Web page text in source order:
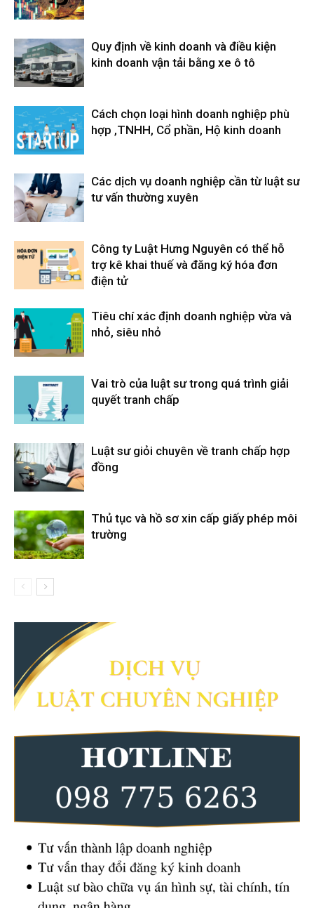
Quy định về kinh doanh và điều kiện
kinh doanh vận tải bằng xe ô tô
Cách chọn loại hình doanh nghiệp phù
hợp ,TNHH, Cổ phần, Hộ kinh doanh
Các dịch vụ doanh nghiệp cần từ luật sư
tư vấn thường xuyên
Công ty Luật Hưng Nguyên có thể hỗ
trợ kê khai thuế và đăng ký hóa đơn
điện tử
Tiêu chí xác định doanh nghiệp vừa và
nhỏ, siêu nhỏ
Vai trò của luật sư trong quá trình giải
quyết tranh chấp
Luật sư giỏi chuyên về tranh chấp hợp
đồng
Thủ tục và hồ sơ xin cấp giấy phép môi
trường